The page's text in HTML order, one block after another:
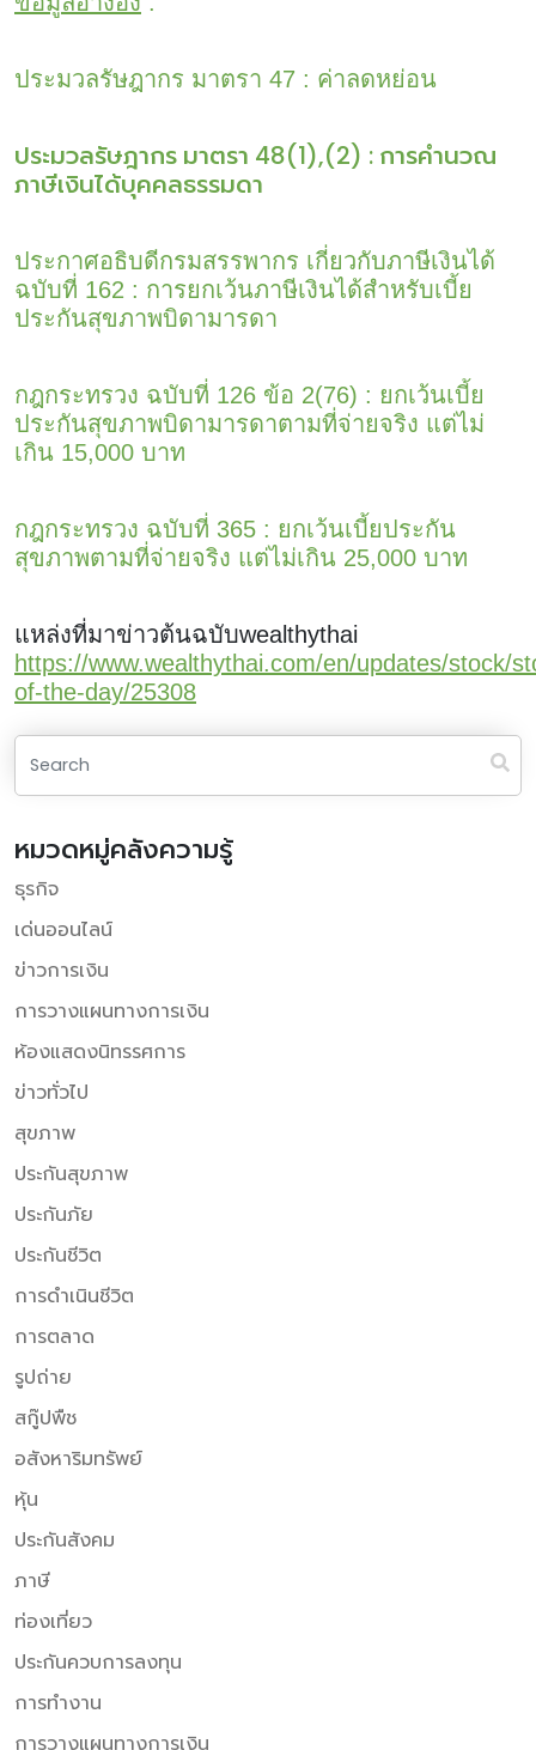
ประมวลรัษฎากร มาตรา 47 : ค่าลดหย่อน
ประมวลรัษฎากร มาตรา 48(1),(2) : การคำนวณ
ภาษีเงินได้บุคคลธรรมดา
ประกาศอธิบดีกรมสรรพากร เกี่ยวกับภาษีเงินได้
ฉบับที่ 162 : การยกเว้นภาษีเงินได้สำหรับเบี้ย
ประกันสุขภาพบิดามารดา
กฎกระทรวง ฉบับที่ 126 ข้อ 2(76) : ยกเว้นเบี้ย
ประกันสุขภาพบิดามารดาตามที่จ่ายจริง แต่ไม่
เกิน 15,000 บาท
กฎกระทรวง ฉบับที่ 365 : ยกเว้นเบี้ยประกัน
สุขภาพตามที่จ่ายจริง แต่ไม่เกิน 25,000 บาท
แหล่งที่มาข่าวต้นฉบับwealthythai
https://www.wealthythai.com/en/updates/stock/
of-the-day/25308
หมวดหมู่คลังความรู้
ธุรกิจ
เด่นออนไลน์
ข่าวการเงิน
การวางแผนทางการเงิน
ห้องแสดงนิทรรศการ
ข่าวทั่วไป
สุขภาพ
ประกันสุขภาพ
ประกันภัย
ประกันชีวิต
การดำเนินชีวิต
การตลาด
รูปถ่าย
สกู๊ปพืช
อสังหาริมทรัพย์
หุ้น
ประกันสังคม
ภาษี
ท่องเที่ยว
ประกันควบการลงทุน
การทำงาน
การวางแผนทางการเงิน